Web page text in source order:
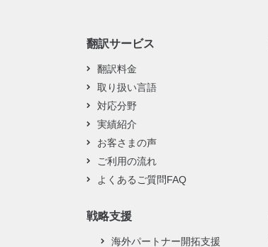
翻訳サービス
翻訳料金
取り扱い言語
対応分野
実績紹介
お客さまの声
ご利用の流れ
よくあるご質問FAQ
戦略支援
海外パートナー開拓支援